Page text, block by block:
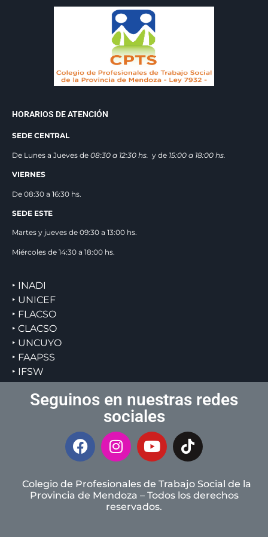
HORARIOS DE ATENCIÓN
SEDE CENTRAL
De Lunes a Jueves de 08:30 a 12:30 hs. y de 15:00 a 18:00 hs.
VIERNES
De 08:30 a 16:30 hs.
SEDE ESTE
Martes y jueves de 09:30 a 13:00 hs.
Miércoles de 14:30 a 18:00 hs.
‣ INADI
‣ UNICEF
‣ FLACSO
‣ CLACSO
‣ UNCUYO
‣ FAAPSS
‣ IFSW
Seguinos en nuestras redes
sociales
Colegio de Profesionales de Trabajo Social de la
Provincia de Mendoza – Todos los derechos
reservados.